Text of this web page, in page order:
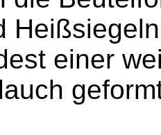
einer